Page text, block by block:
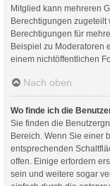
Mitglied kann mehreren
Berechtigungen zugeteilt
Berechtigungen für
Beispiel zu Moderatoren
einem nichtöffentlichen
Nach oben
Wo finde ich die
Sie finden die
Bereich. Wenn Sie einer
entsprechenden
offen. Einige erfordern
sein und weitere sogar